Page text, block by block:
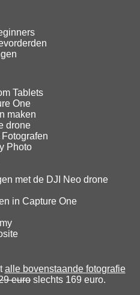
Tablets
One
maken
drone
Photo
met de DJI Neo drone
in Capture One
alle bovenstaande fotografie
euro slechts 169 euro.